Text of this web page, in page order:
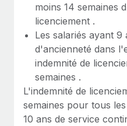
moins 14 semaines
licenciement .
Les salariés ayant 9
d'ancienneté dans
indemnité de
semaines .
L'indemnité de
semaines pour tous
10 ans de service